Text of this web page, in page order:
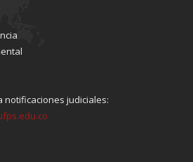
notificaciones judiciales: